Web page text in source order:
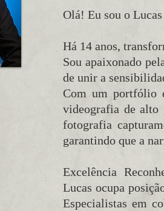
Olá! Eu sou o Lucas
Há 14 anos,
Sou apaixonado
de unir a
Com um portfólio
videografia de alto
fotografia
garantindo que a
Excelência
Lucas ocupa
Especialistas em